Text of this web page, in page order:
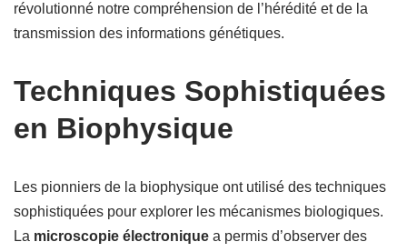
révolutionné notre compréhension de l’hérédité et de la
transmission des informations génétiques.
Techniques Sophistiquées
en Biophysique
Les pionniers de la biophysique ont utilisé des techniques
sophistiquées pour explorer les mécanismes biologiques.
La microscopie électronique a permis d’observer des